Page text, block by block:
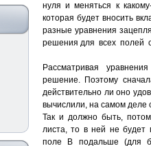
нуля и меняться к
которая будет вносить
разные уравнения
решения для всех полей
Рассматривая
решение. Поэтому
действительно ли оно
вычислили, на самом деле
Так и должно быть,
листа, то в ней не будет
поле В подальше (для